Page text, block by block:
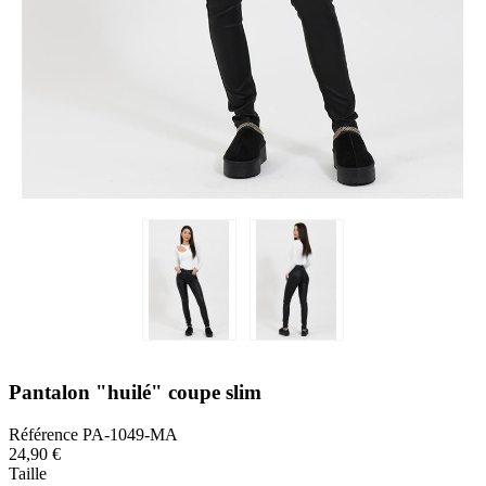
Pantalon "huilé" coupe slim
Référence PA-1049-MA
24,90 €
Taille